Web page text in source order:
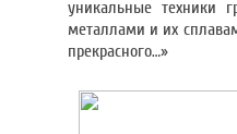
уникальные техники
металлами и их
прекрасного…»